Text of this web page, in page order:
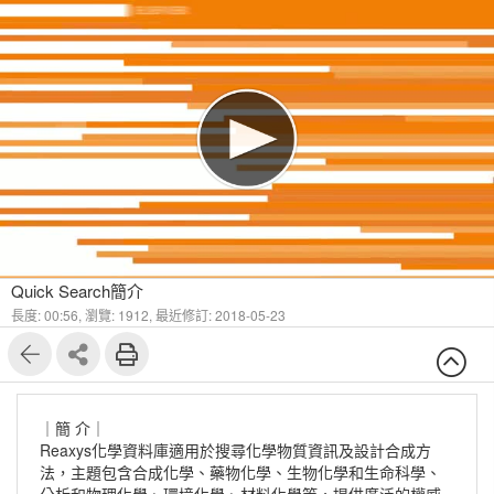
Quick Search簡介
長度: 00:56, 瀏覽: 1912, 最近修訂: 2018-05-23
｜簡 介｜
Reaxys化學資料庫適用於搜尋化學物質資訊及設計合成方
法，主題包含合成化學、藥物化學、生物化學和生命科學、